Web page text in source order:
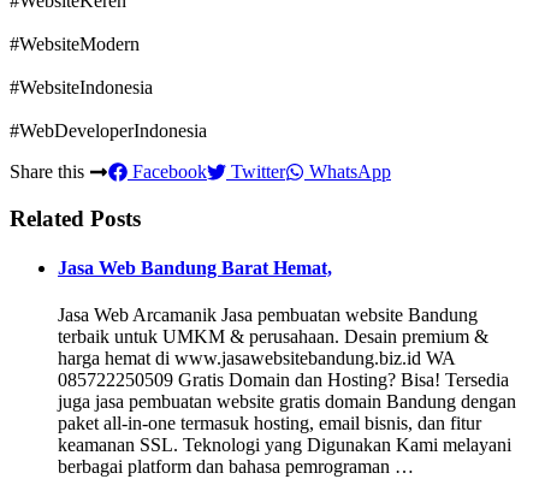
#WebsiteModern
#WebsiteIndonesia
#WebDeveloperIndonesia
Share this
Facebook Twitter WhatsApp
Related Posts
Jasa Web Bandung Barat Hemat,
Jasa Web Arcamanik Jasa pembuatan website Bandung
terbaik untuk UMKM & perusahaan. Desain premium &
harga hemat di www.jasawebsitebandung.biz.id WA
085722250509 Gratis Domain dan Hosting? Bisa! Tersedia
juga jasa pembuatan website gratis domain Bandung dengan
paket all-in-one termasuk hosting, email bisnis, dan fitur
keamanan SSL. Teknologi yang Digunakan Kami melayani
berbagai platform dan bahasa pemrograman …